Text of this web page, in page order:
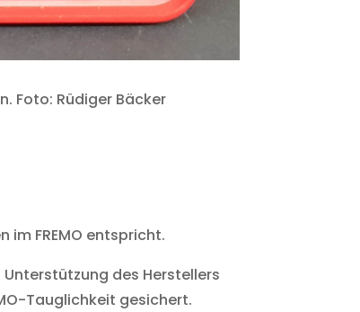
Foto: Rüdiger Bäcker
FREMO entspricht.
des Herstellers
Tauglichkeit gesichert.